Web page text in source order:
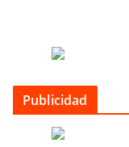
Publicidad